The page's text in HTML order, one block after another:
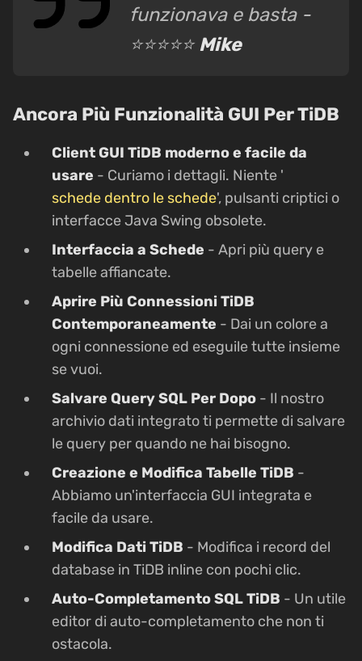
funzionava e basta -
⭐⭐⭐⭐⭐ Mike
Ancora Più Funzionalità GUI Per TiDB
Client GUI TiDB moderno e facile da
usare - Curiamo i dettagli. Niente '
schede dentro le schede', pulsanti criptici o
interfacce Java Swing obsolete.
Interfaccia a Schede - Apri più query e
tabelle affiancate.
Aprire Più Connessioni TiDB
Contemporaneamente - Dai un colore a
ogni connessione ed eseguile tutte insieme
se vuoi.
Salvare Query SQL Per Dopo - Il nostro
archivio dati integrato ti permette di salvare
le query per quando ne hai bisogno.
Creazione e Modifica Tabelle TiDB -
Abbiamo un'interfaccia GUI integrata e
facile da usare.
Modifica Dati TiDB - Modifica i record del
database in TiDB inline con pochi clic.
Auto-Completamento SQL TiDB - Un utile
editor di auto-completamento che non ti
ostacola.